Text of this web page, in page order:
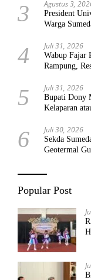
3 Agustus 3,
President
Warga
4 Juli 31, 2026
Wabup Fajar
Rampung,
5 Juli 31, 2026
Bupati Dony
Kelaparan
6 Juli 30, 2026
Sekda
Geotermal
Popular Post